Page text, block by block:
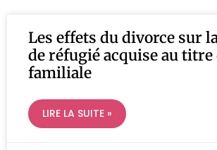
Les effets du divorce sur
de réfugié acquise au titre
familiale
LIRE LA SUITE »